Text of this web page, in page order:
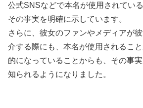
公式SNSなどで本名が使用されている
その事実を明確に示しています。
さらに、彼女のファンやメディアが
介する際にも、本名が使用されるこ
的になっていることからも、その事実
知られるようになりました。